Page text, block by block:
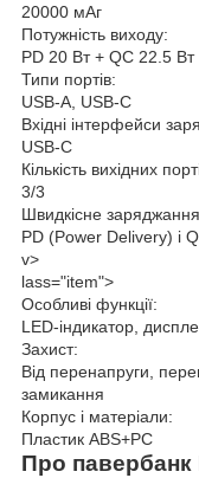
20000 мАг
Потужність виходу:
PD 20 Вт + QC 22.5 Вт
Типи портів:
USB-A, USB-C
Вхідні інтерфейси
USB-C
Кількість вихідних
3/3
Швидкісне
PD (Power Delivery) і
v>
lass="item">
Особливі функції:
LED-індикатор,
Захист:
Від перенапруги,
замикання
Корпус і матеріали:
Пластик ABS+PC
Про павербанк